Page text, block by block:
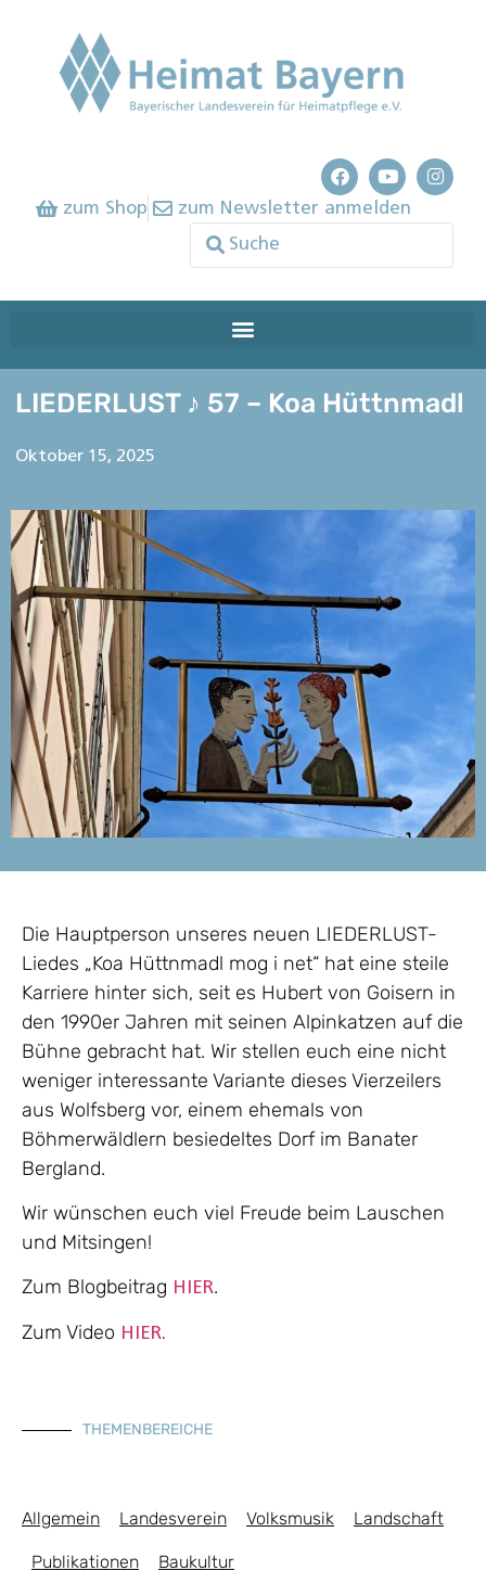
zum Shop zum Newsletter anmelden
LIEDERLUST ♪ 57 – Koa Hüttnmadl
Oktober 15, 2025
Die Hauptperson unseres neuen LIEDERLUST-
Liedes „Koa Hüttnmadl mog i net“ hat eine steile
Karriere hinter sich, seit es Hubert von Goisern in
den 1990er Jahren mit seinen Alpinkatzen auf die
Bühne gebracht hat. Wir stellen euch eine nicht
weniger interessante Variante dieses Vierzeilers
aus Wolfsberg vor, einem ehemals von
Böhmerwäldlern besiedeltes Dorf im Banater
Bergland.
Wir wünschen euch viel Freude beim Lauschen
und Mitsingen!
Zum Blogbeitrag HIER.
Zum Video HIER.
THEMENBEREICHE
Allgemein Landesverein Volksmusik Landschaft
Publikationen Baukultur